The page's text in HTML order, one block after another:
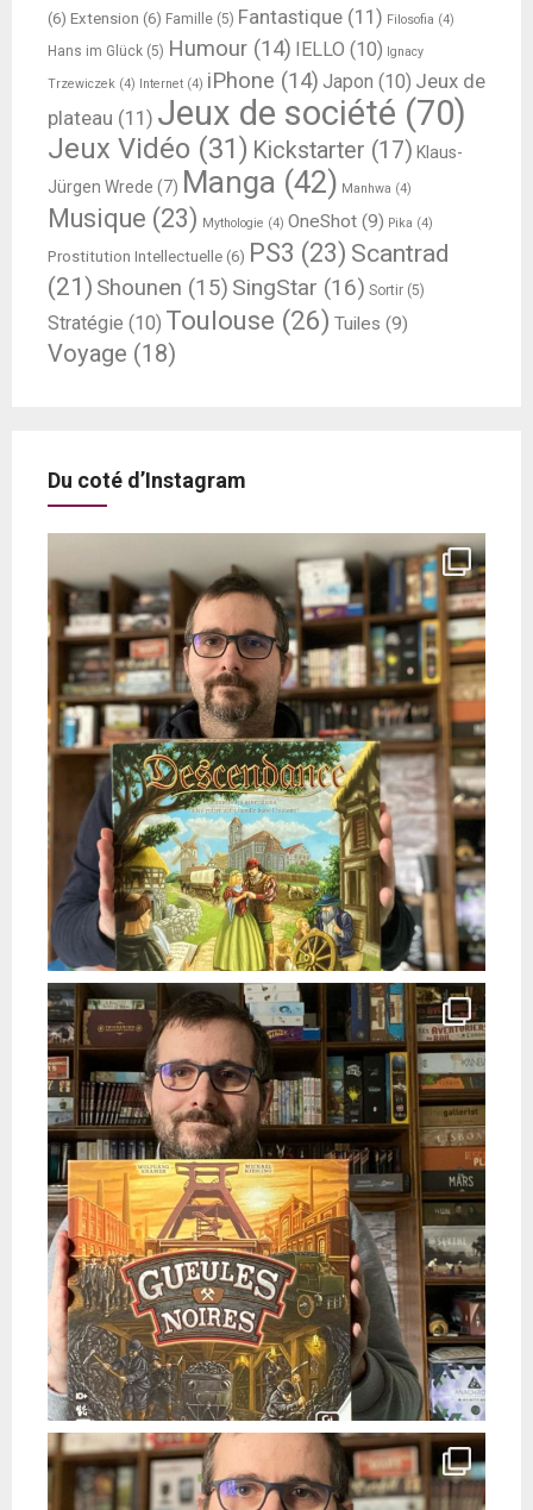
(6) Extension (6) Famille (5) Fantastique (11) Filosofia (4)
Hans im Glück (5) Humour (14) IELLO (10) Ignacy
Trzewiczek (4) Internet (4) iPhone (14) Japon (10) Jeux de
plateau (11) Jeux de société (70)
Jeux Vidéo (31) Kickstarter (17) Klaus-
Jürgen Wrede (7) Manga (42) Manhwa (4)
Musique (23) Mythologie (4) OneShot (9) Pika (4)
Prostitution Intellectuelle (6) PS3 (23) Scantrad
(21) Shounen (15) SingStar (16) Sortir (5)
Stratégie (10) Toulouse (26) Tuiles (9)
Voyage (18)
Du coté d’Instagram